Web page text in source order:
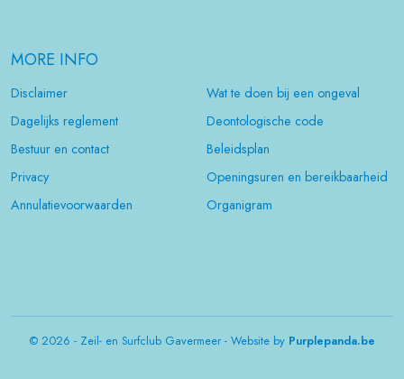
MORE INFO
Disclaimer
Wat te doen bij een ongeval
Dagelijks reglement
Deontologische code
Bestuur en contact
Beleidsplan
Privacy
Openingsuren en bereikbaarheid
Annulatievoorwaarden
Organigram
© 2026 - Zeil- en Surfclub Gavermeer - Website by Purplepanda.be